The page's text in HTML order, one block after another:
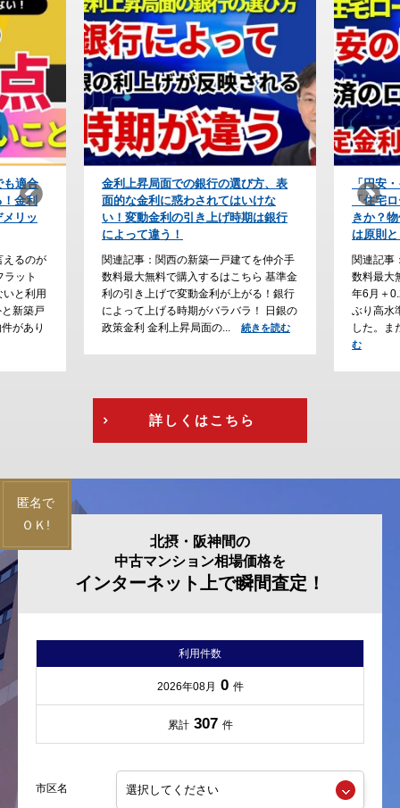
方、表
けな
銀行
仲介手
基準金
！銀行
日銀の
を読む
「円安・インフレ時代」の防衛策！
「住宅ローンの予算」をどう組むべ
きか？物価が上がり続けると利上げ
は原則として永遠に続く
関連記事：関西の新築一戸建てを仲介手
数料最大無料で購入するはこちら 2026
年6月＋0.25％の利上げが確定し、31年
ぶり高水準の政策金利（１％）となりま
した。また、2026年6月、フ... 続きを読
【住宅
上が条
会社の
なぜ？
関連記事
数料最大
ーン審査
勤続年数
る傾向が
行...
詳しくはこちら
北摂・阪神間の
中古マンション相場価格を
インターネット上で瞬間査定！
利用件数
2026年08月 0 件
累計 307 件
市区名